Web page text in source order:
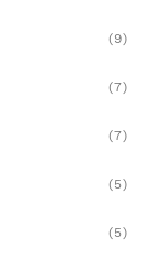
(9)
(7)
(7)
(5)
(5)